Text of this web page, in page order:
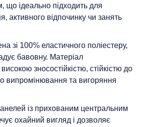
що ідеально підходить для
активного відпочинку чи занять
зі 100% еластичного поліестеру,
бавовну. Матеріал
зносостійкістю, стійкістю до
випромінювання та вигоряння
із прихованим центральним
охайний вигляд і дозволяє